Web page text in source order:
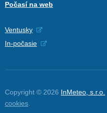
Počasí na web
Ventusky
In-počasie
Copyright © 2026 InMeteo, s.r.o.
cookies